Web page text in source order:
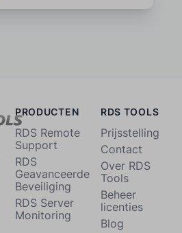
PRODUCTEN
RDS Remote
Support
RDS
Geavanceerde
Beveiliging
RDS Server
Monitoring
RDS TOOLS
Prijsstelling
Contact
Over RDS
Tools
Beheer
licenties
Blog